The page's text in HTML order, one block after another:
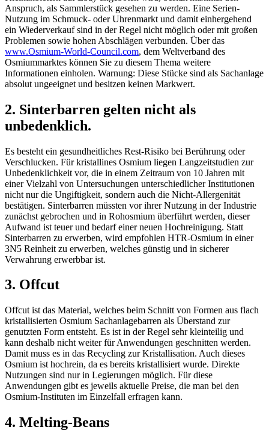
Anspruch, als Sammlerstück gesehen zu werden. Eine Serien-
Nutzung im Schmuck- oder Uhrenmarkt und damit einhergehend
ein Wiederverkauf sind in der Regel nicht möglich oder mit großen
Problemen sowie hohen Abschlägen verbunden. Über das
www.Osmium-World-Council.com, dem Weltverband des
Osmiummarktes können Sie zu diesem Thema weitere
Informationen einholen. Warnung: Diese Stücke sind als Sachanlage
absolut ungeeignet und besitzen keinen Markwert.
2. Sinterbarren gelten nicht als
unbedenklich.
Es besteht ein gesundheitliches Rest-Risiko bei Berührung oder
Verschlucken. Für kristallines Osmium liegen Langzeitstudien zur
Unbedenklichkeit vor, die in einem Zeitraum von 10 Jahren mit
einer Vielzahl von Untersuchungen unterschiedlicher Institutionen
nicht nur die Ungiftigkeit, sondern auch die Nicht-Allergenität
bestätigen. Sinterbarren müssten vor ihrer Nutzung in der Industrie
zunächst gebrochen und in Rohosmium überführt werden, dieser
Aufwand ist teuer und bedarf einer neuen Hochreinigung. Statt
Sinterbarren zu erwerben, wird empfohlen HTR-Osmium in einer
3N5 Reinheit zu erwerben, welches günstig und in sicherer
Verwahrung erwerbbar ist.
3. Offcut
Offcut ist das Material, welches beim Schnitt von Formen aus flach
kristallisierten Osmium Sachanlagebarren als Überstand zur
genutzten Form entsteht. Es ist in der Regel sehr kleinteilig und
kann deshalb nicht weiter für Anwendungen geschnitten werden.
Damit muss es in das Recycling zur Kristallisation. Auch dieses
Osmium ist hochrein, da es bereits kristallisiert wurde. Direkte
Nutzungen sind nur in Legierungen möglich. Für diese
Anwendungen gibt es jeweils aktuelle Preise, die man bei den
Osmium-Instituten im Einzelfall erfragen kann.
4. Melting-Beans